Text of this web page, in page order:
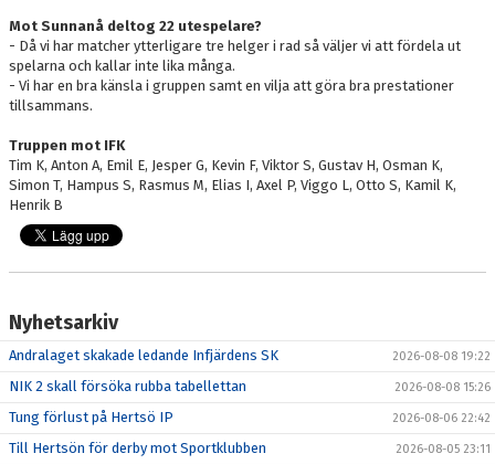
Mot Sunnanå deltog 22 utespelare?
- Då vi har matcher ytterligare tre helger i rad så väljer vi att fördela ut
spelarna och kallar inte lika många.
- Vi har en bra känsla i gruppen samt en vilja att göra bra prestationer
tillsammans.
Truppen mot IFK
Tim K, Anton A, Emil E, Jesper G, Kevin F, Viktor S, Gustav H, Osman K,
Simon T, Hampus S, Rasmus M, Elias I, Axel P, Viggo L, Otto S, Kamil K,
Henrik B
Nyhetsarkiv
Andralaget skakade ledande Infjärdens SK 2026-08-08 19:22
NIK 2 skall försöka rubba tabellettan 2026-08-08 15:26
Tung förlust på Hertsö IP 2026-08-06 22:42
Till Hertsön för derby mot Sportklubben 2026-08-05 23:11